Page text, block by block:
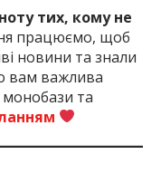
тих, кому не
працюємо, щоб
новини та знали
вам важлива
та